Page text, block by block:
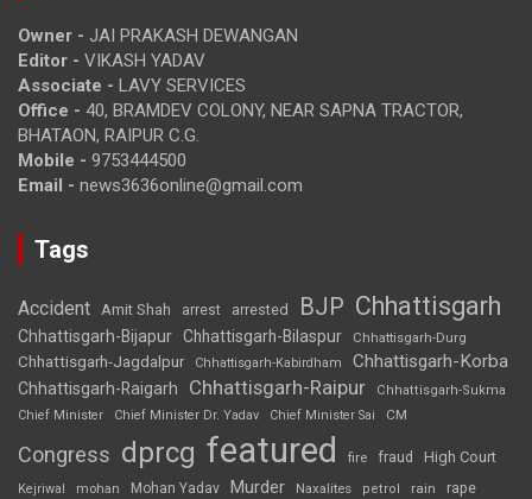
Owner - JAI PRAKASH DEWANGAN
Editor - VIKASH YADAV
Associate - LAVY SERVICES
Office - 40, BRAMDEV COLONY, NEAR SAPNA TRACTOR,
BHATAON, RAIPUR C.G.
Mobile - 9753444500
Email - news3636online@gmail.com
Tags
Accident Amit Shah arrest arrested BJP Chhattisgarh
Chhattisgarh-Bijapur Chhattisgarh-Bilaspur Chhattisgarh-Durg
Chhattisgarh-Jagdalpur Chhattisgarh-Kabirdham Chhattisgarh-Korba
Chhattisgarh-Raigarh Chhattisgarh-Raipur
Chhattisgarh-Sukma
Chief Minister
Chief Minister Dr. Yadav Chief Minister Sai CM
Congress dprcg featured fire fraud High Court
Kejriwal mohan Mohan Yadav Murder Naxalites petrol rain rape